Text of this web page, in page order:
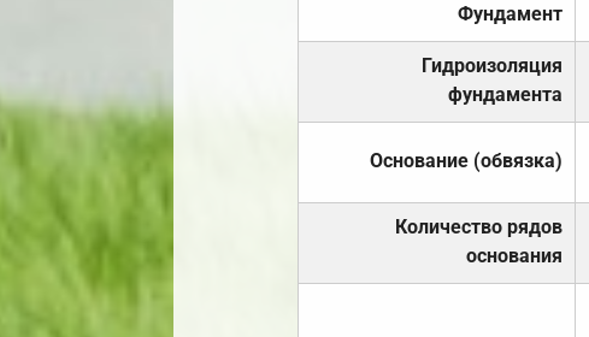
Фундамент
Гидроизоляция
фундамента
Основание (обвязка)
Количество рядов
основания